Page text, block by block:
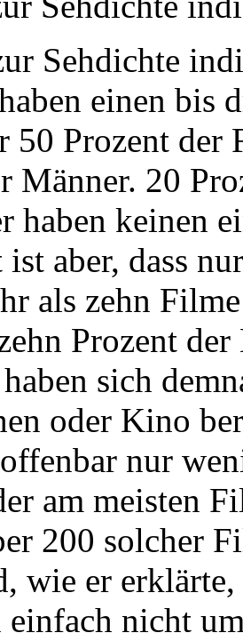
Sehdichte
einen bis
50 Prozent der
Männer. 20
haben keinen
ist aber, dass
als zehn
Prozent
sich
oder Kino
nur
am meisten
200 solcher
wie er erklärte,
einfach nicht